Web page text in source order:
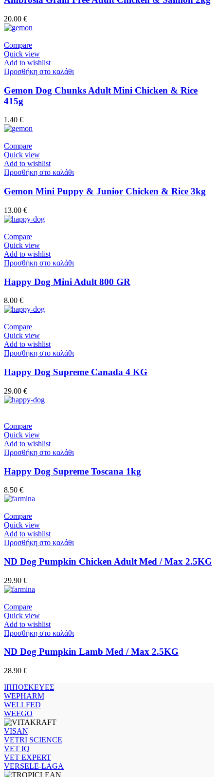
20.00 €
Compare
Quick view
Add to wishlist
Προσθήκη στο καλάθι
Gemon Dog Chunks Adult Mini Chicken & Rice
415g
1.40 €
Compare
Quick view
Add to wishlist
Προσθήκη στο καλάθι
Gemon Mini Puppy & Junior Chicken & Rice 3kg
13.00 €
Compare
Quick view
Add to wishlist
Προσθήκη στο καλάθι
Happy Dog Mini Adult 800 GR
8.00 €
Compare
Quick view
Add to wishlist
Προσθήκη στο καλάθι
Happy Dog Supreme Canada 4 KG
29.00 €
Compare
Quick view
Add to wishlist
Προσθήκη στο καλάθι
Happy Dog Supreme Toscana 1kg
8.50 €
Compare
Quick view
Add to wishlist
Προσθήκη στο καλάθι
ND Dog Pumpkin Chicken Adult Med / Max 2.5KG
29.90 €
Compare
Quick view
Add to wishlist
Προσθήκη στο καλάθι
ND Dog Pumpkin Lamb Med / Max 2.5KG
28.90 €
ΙΠΠΟΣΚΕΥΕΣ
WEPHARM
WELLFED
WEEGO
VISAN
VETRI SCIENCE
VET IQ
VET EXPERT
VERSELE-LAGA